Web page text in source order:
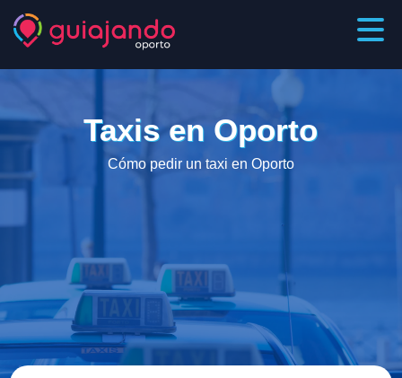
Taxis en Oporto
Cómo pedir un taxi en Oporto